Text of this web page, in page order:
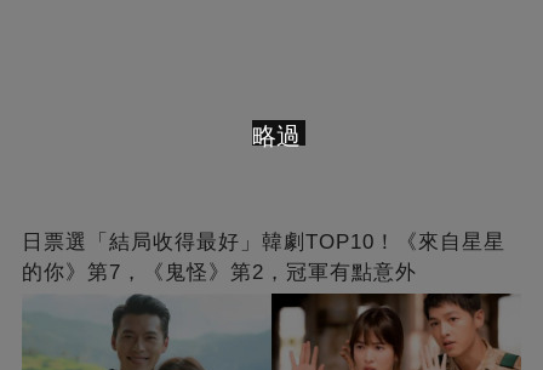
日票選「結局收得最好」韓劇TOP10！《來自星星
的你》第7，《鬼怪》第2，冠軍有點意外
略過